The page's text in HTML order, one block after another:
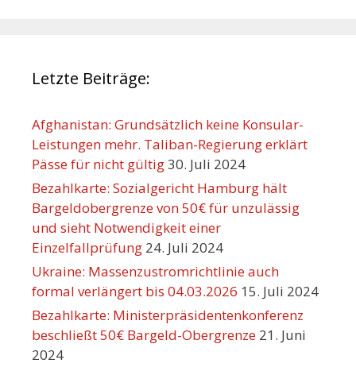
Letzte Beiträge:
Afghanistan: Grundsätzlich keine Konsular-
Leistungen mehr. Taliban-Regierung erklärt
Pässe für nicht gültig30. Juli 2024
Bezahlkarte: Sozialgericht Hamburg hält
Bargeldobergrenze von 50€ für unzulässig
und sieht Notwendigkeit einer
Einzelfallprüfung 24. Juli 2024
Ukraine: Massenzustromrichtlinie auch
formal verlängert bis 04.03.2026 15. Juli 2024
Bezahlkarte: Ministerpräsidentenkonferenz
beschließt 50€ Bargeld-Obergrenze 21. Juni
2024